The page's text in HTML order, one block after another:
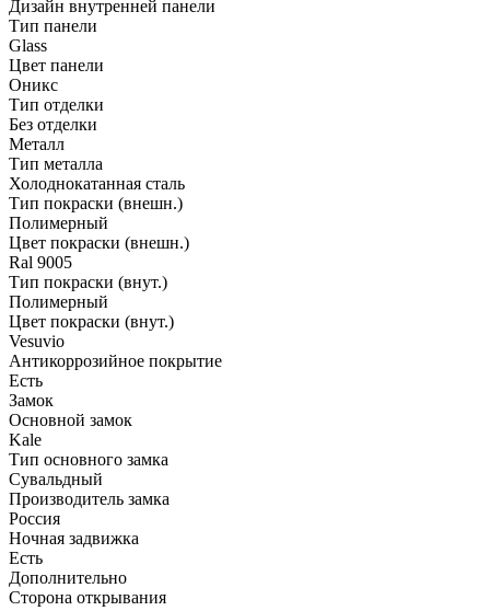
Дизайн внутренней панели
Тип панели
Glass
Цвет панели
Оникс
Тип отделки
Без отделки
Металл
Тип металла
Холоднокатанная сталь
Тип покраски (внешн.)
Полимерный
Цвет покраски (внешн.)
Ral 9005
Тип покраски (внут.)
Полимерный
Цвет покраски (внут.)
Vesuvio
Антикоррозийное покрытие
Есть
Замок
Основной замок
Kale
Тип основного замка
Сувальдный
Производитель замка
Россия
Ночная задвижка
Есть
Дополнительно
Сторона открывания